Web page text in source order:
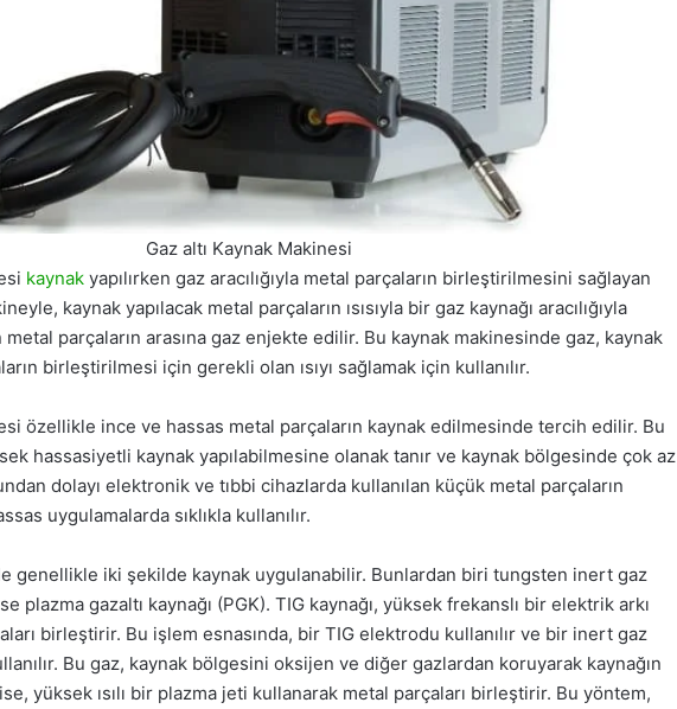
Gaz altı Kaynak Makinesi
kaynak yapılırken gaz aracılığıyla metal parçaların birleştirilmesini sağlayan
kaynak yapılacak metal parçaların ısısıyla bir gaz kaynağı aracılığıyla
metal parçaların arasına gaz enjekte edilir. Bu kaynak makinesinde gaz, kaynak
birleştirilmesi için gerekli olan ısıyı sağlamak için kullanılır.
özellikle ince ve hassas metal parçaların kaynak edilmesinde tercih edilir. Bu
hassasiyetli kaynak yapılabilmesine olanak tanır ve kaynak bölgesinde çok az
dolayı elektronik ve tıbbi cihazlarda kullanılan küçük metal parçaların
uygulamalarda sıklıkla kullanılır.
genellikle iki şekilde kaynak uygulanabilir. Bunlardan biri tungsten inert gaz
plazma gazaltı kaynağı (PGK). TIG kaynağı, yüksek frekanslı bir elektrik arkı
birleştirir. Bu işlem esnasında, bir TIG elektrodu kullanılır ve bir inert gaz
Bu gaz, kaynak bölgesini oksijen ve diğer gazlardan koruyarak kaynağın
yüksek ısılı bir plazma jeti kullanarak metal parçaları birleştirir. Bu yöntem,